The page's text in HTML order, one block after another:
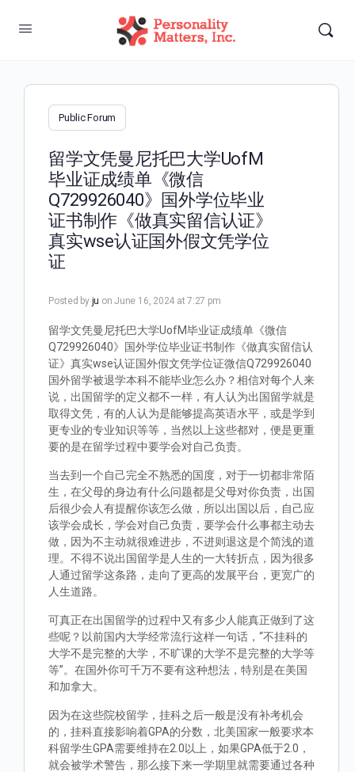
Public Forum
留学文凭曼尼托巴大学UofM
毕业证成绩单《微信
Q729926040》国外学位毕业
证书制作《做真实留信认证》
真实wse认证国外假文凭学位
证
Posted by ju on June 16, 2024 at 7:27 pm
留学文凭曼尼托巴大学UofM毕业证成绩单《微信
Q729926040》国外学位毕业证书制作《做真实留信认
证》真实wse认证国外假文凭学位证微信Q729926040
国外留学被退学本科不能毕业怎么办？相信对每个人来
说，出国留学的定义都不一样，有人认为出国留学就是
取得文凭，有的人认为是能够提高英语水平，或是学到
更专业的专业知识等等，当然以上这些都对，便是更重
要的是在留学过程中要学会对自己负责。
当去到一个自己完全不熟悉的国度，对于一切都非常陌
生，在父母的身边有什么问题都是父母对你负责，出国
后很少会人有提醒你该怎么做，所以出国以后，自己应
该学会成长，学会对自己负责，要学会什么事都主动去
做，因为不主动就很难进步，不进则退这是个简浅的道
理。不得不说出国留学是人生的一大转折点，因为很多
人通过留学这条路，走向了更高的发展平台，更宽广的
人生道路。
可真正在出国留学的过程中又有多少人能真正做到了这
些呢？以前国内大学经常流行这样一句话，“不挂科的
大学不是完整的大学，不旷课的大学不是完整的大学等
等”。在国外你可千万不要有这种想法，特别是在美国
和加拿大。
因为在这些院校留学，挂科之后一般是没有补考机会
的，挂科直接影响着GPA的分数，北美国家一般要求本
科留学生GPA需要维持在2.0以上，如果GPA低于2.0，
就会被学术警告，那么接下来一学期里就需要通过各种